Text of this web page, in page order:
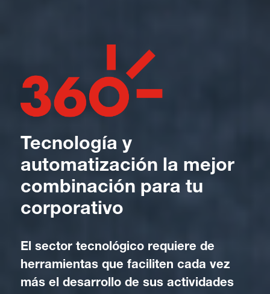
Tecnología y
automatización la mejor
combinación para tu
corporativo
El sector tecnológico requiere de
herramientas que faciliten cada vez
más el desarrollo de sus actividades